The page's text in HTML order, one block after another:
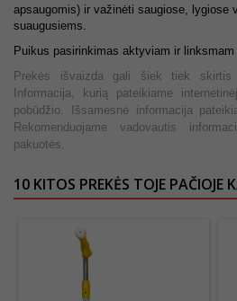
apsaugomis) ir važinėti saugiose, lygiose
suaugusiems.
Puikus pasirinkimas aktyviam ir
Prekės išvaizda gali šiek tiek skirtis
Informacija, kurią pateikiame
pobūdžio. Išsamesnė informacija
Rekomenduojame vadovautis
pakuotės.
10 KITOS PREKĖS TOJE PAČIOJE